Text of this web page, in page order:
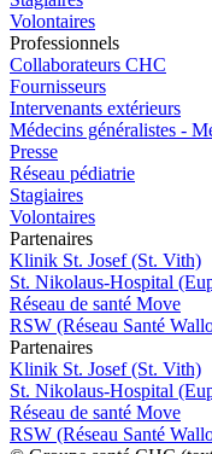
Volontaires
Professionnels
Collaborateurs CHC
Fournisseurs
Intervenants extérieurs
Médecins généralistes -
Presse
Réseau pédiatrie
Stagiaires
Volontaires
Partenaires
Klinik St. Josef (St. Vith)
St. Nikolaus-Hospital
Réseau de santé Move
RSW (Réseau Santé
Partenaires
Klinik St. Josef (St. Vith)
St. Nikolaus-Hospital
Réseau de santé Move
RSW (Réseau Santé